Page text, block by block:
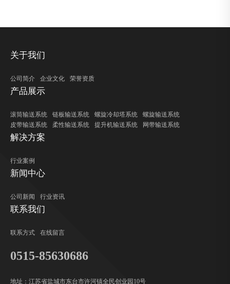
关于我们
公司简介 企业文化 荣誉资质
产品展示
滚筒输送系统 链板输送系统 螺旋冷却塔系统
螺旋输送系统
皮带输送系统
柔性输送系统 提升机输送系统 网带输送系统
解决方案
行业案例
新闻中心
公司新闻 行业资讯
联系我们
联系方式 在线留言
0515-85630686
地址：江苏省盐城市东台市许河镇全民创业园10号